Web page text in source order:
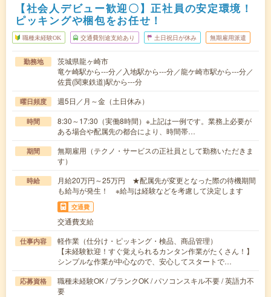
【社会人デビュー歓迎〇】正社員の安定環境！
ピッキングや梱包をお任せ！
職種未経験OK 交通費別途支給あり 土日祝日が休み 無期雇用派遣
勤務地
茨城県龍ヶ崎市
竜ケ崎駅から---分／入地駅から---分／龍ケ崎市駅から---分／
佐貫(関東鉄道)駅から---分
曜日頻度 週5日／月～金（土日休み）
時間
8:30～17:30（実働8時間）※上記は一例です。業務上必要が
ある場合や配属先の都合により、時間帯…
期間
無期雇用（テクノ・サービスの正社員として勤務いただきま
す）
時給
月給20万円～25万円 ★配属先が変更となった際の待機期間
も給与が発生！ ※給与は経験などを考慮して決定します
交通費
交通費支給
仕事内容
軽作業（仕分け・ピッキング・検品、商品管理）
【未経験歓迎！すぐ覚えられるカンタン作業がたくさん！】
シンプルな作業が中心なので、安心してスタートで…
応募資格
職種未経験OK / ブランクOK / パソコンスキル不要 / 英語力不
要